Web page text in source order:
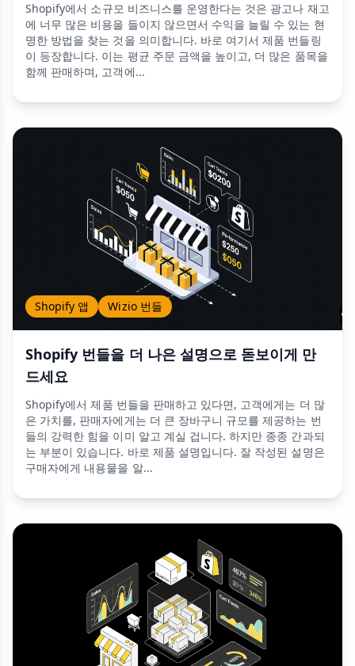
Shopify에서 소규모 비즈니스를 운영한다는 것은 광고나 재고
에 너무 많은 비용을 들이지 않으면서 수익을 늘릴 수 있는 현
명한 방법을 찾는 것을 의미합니다. 바로 여기서 제품 번들링
이 등장합니다. 이는 평균 주문 금액을 높이고, 더 많은 품목을
함께 판매하며, 고객에...
Shopify 앱 Wizio 번들
Shopify 번들을 더 나은 설명으로 돋보이게 만
드세요
Shopify에서 제품 번들을 판매하고 있다면, 고객에게는 더 많
은 가치를, 판매자에게는 더 큰 장바구니 규모를 제공하는 번
들의 강력한 힘을 이미 알고 계실 겁니다. 하지만 종종 간과되
는 부분이 있습니다. 바로 제품 설명입니다. 잘 작성된 설명은
구매자에게 내용물을 알...